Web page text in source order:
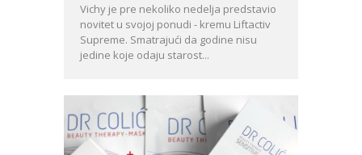
Vichy je pre nekoliko nedelja predstavio
novitet u svojoj ponudi - kremu Liftactiv
Supreme. Smatrajući da godine nisu
jedine koje odaju starost...